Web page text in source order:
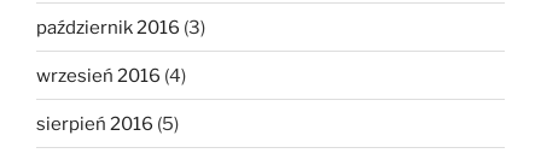
październik 2016 (3)
wrzesień 2016 (4)
sierpień 2016 (5)